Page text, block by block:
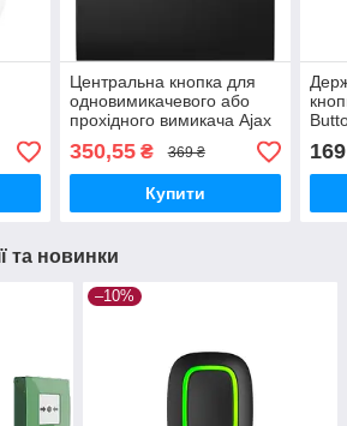
Центральна кнопка для
одновимикачевого або
прохідного вимикача Ajax
CenterButton (1-клавішний
/ 2-позиційний) [55]
чорного кольору
350,55₴ 369 ₴
Купити
169
та новинки
–10%